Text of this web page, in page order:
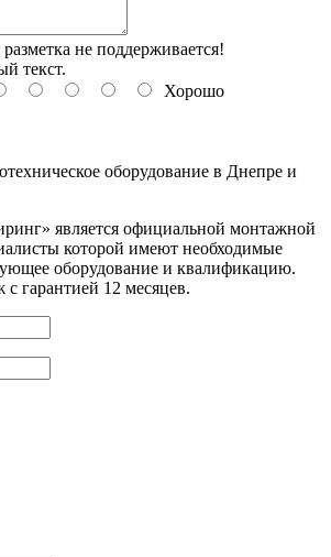
не поддерживается!
текст.
Хорошо
оборудование в Днепре и
является официальной монтажной
которой имеют необходимые
оборудование и квалификацию.
с гарантией 12 месяцев.